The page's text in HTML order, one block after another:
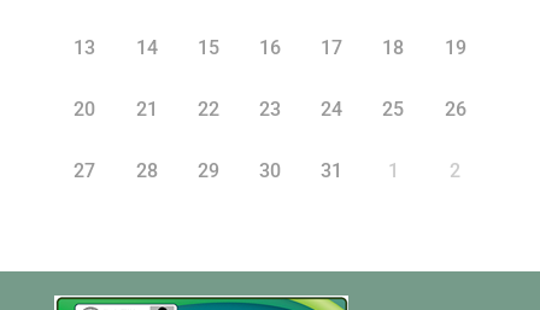
13 14 15 16 17 18 19
20 21 22 23 24 25 26
27 28 29 30 31 1 2